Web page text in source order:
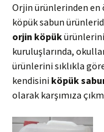
Orjin ürünlerinden en
köpük sabun
orjin köpük
kuruluşlarında,
ürünlerini sıklıkla
kendisini köpük
olarak karşımıza